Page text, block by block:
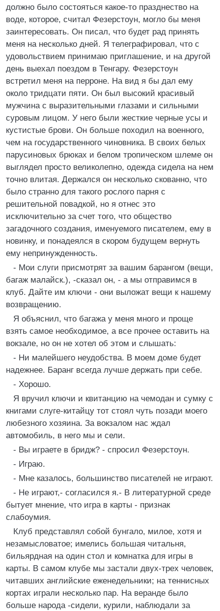
должно было состояться какое-то празднество на
воде, которое, считал Фезерстоун, могло бы меня
заинтересовать. Он писал, что будет рад принять
меня на несколько дней. Я телеграфировал, что с
удовольствием принимаю приглашение, и на другой
день выехал поездом в Тенгару. Фезерстоун
встретил меня на перроне. На вид я бы дал ему
около тридцати пяти. Он был высокий красивый
мужчина с выразительными глазами и сильными
суровым лицом. У него были жесткие черные усы и
кустистые брови. Он больше походил на военного,
чем на государственного чиновника. В своих белых
парусиновых брюках и белом тропическом шлеме он
выглядел просто великолепно, одежда сидела на нем
точно влитая. Держался он несколько скованно, что
было странно для такого рослого парня с
решительной повадкой, но я отнес это
исключительно за счет того, что общество
загадочного создания, именуемого писателем, ему в
новинку, и понадеялся в скором будущем вернуть
ему непринужденность.
- Мои слуги присмотрят за вашим барангом (вещи,
багаж малайск.), -сказал он, - а мы отправимся в
клуб. Дайте им ключи - они выложат вещи к нашему
возвращению.
Я объяснил, что багажа у меня много и проще
взять самое необходимое, а все прочее оставить на
вокзале, но он не хотел об этом и слышать:
- Ни малейшего неудобства. В моем доме будет
надежнее. Баранг всегда лучше держать при себе.
- Хорошо.
Я вручил ключи и квитанцию на чемодан и сумку с
книгами слуге-китайцу тот стоял чуть позади моего
любезного хозяина. За вокзалом нас ждал
автомобиль, в него мы и сели.
- Вы играете в бридж? - спросил Фезерстоун.
- Играю.
- Мне казалось, большинство писателей не играют.
- Не играют,- согласился я.- В литературной среде
бытует мнение, что игра в карты - признак
слабоумия.
Клуб представлял собой бунгало, милое, хотя и
незамысловатое; имелись большая читальня,
бильярдная на один стол и комнатка для игры в
карты. В самом клубе мы застали двух-трех человек,
читавших английские еженедельники; на теннисных
кортах играли несколько пар. На веранде было
больше народа -сидели, курили, наблюдали за